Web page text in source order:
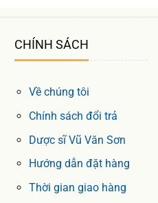
CHÍNH SÁCH
Về chúng tôi
Chính sách đổi trả
Dược sĩ Vũ Văn Sơn
Hướng dẫn đặt hàng
Thời gian giao hàng